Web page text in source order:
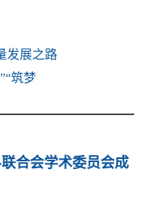
发展之路
筑梦
合会学术委员会成